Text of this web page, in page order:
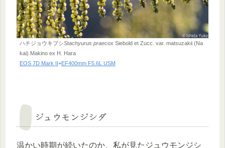
ハチジョウキブシStachyurus praecox Siebold et Zucc. var. matsuzakii (Na
kai) Makino ex H. Hara
EOS 7D Mark II+EF400mm F5.6L USM
ジュウモンジシダ
温かい時期が続いたのか、私が見たジュウモンジシ